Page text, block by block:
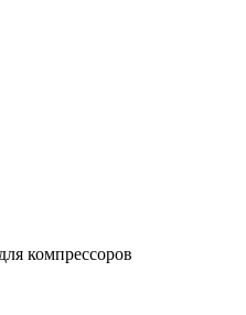
компрессоров